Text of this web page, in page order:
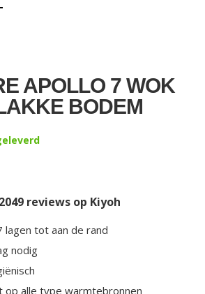
APOLLO 7 WOK
BODEM
reviews op Kiyoh
lagen tot aan de rand
nodig
op alle type warmtebronnen